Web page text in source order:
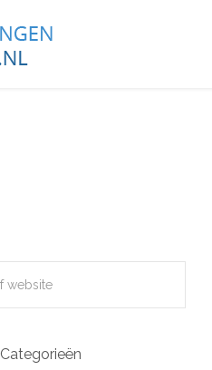
Categorieën